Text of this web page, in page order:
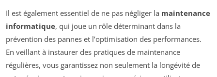
Il est également essentiel de ne pas négliger la maintenance
informatique, qui joue un rôle déterminant dans la
prévention des pannes et l’optimisation des performances.
En veillant à instaurer des pratiques de maintenance
régulières, vous garantissez non seulement la longévité de